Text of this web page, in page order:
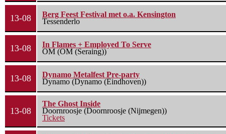
13-08
Berg Feest Festival met o.a. Kensington
Tessenderlo
13-08
In Flames + Employed To Serve
OM (OM (Seraing))
13-08
Dynamo Metalfest Pre-party
Dynamo (Dynamo (Eindhoven))
13-08
The Ghost Inside
Doornroosje (Doornroosje (Nijmegen))
Tickets